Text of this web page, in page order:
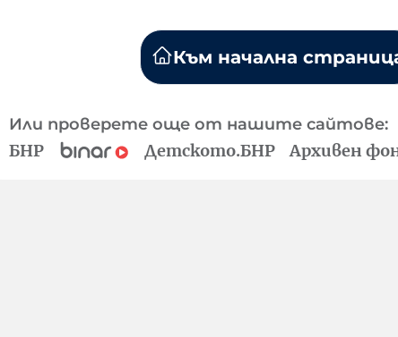
Към начална
Или проверете още от нашите сайтове:
БНР Детското.БНР Архивен